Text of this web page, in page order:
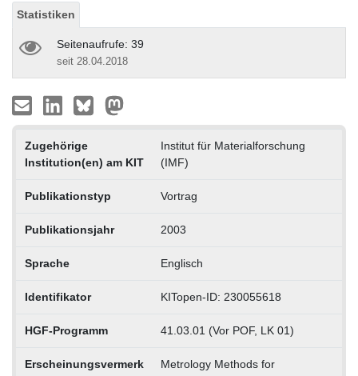
Statistiken
Seitenaufrufe: 39
seit 28.04.2018
Zugehörige
Institution(en) am KIT
Institut für Materialforschung
(IMF)
Publikationstyp Vortrag
Publikationsjahr 2003
Sprache Englisch
Identifikator KITopen-ID: 230055618
HGF-Programm 41.03.01 (Vor POF, LK 01)
Erscheinungsvermerk
Metrology Methods for